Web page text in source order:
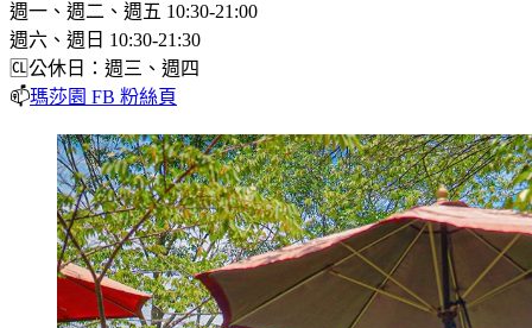
週一、週二、週五 10:30-21:00
週六、週日 10:30-21:30
🆑公休日：週三、週四
📫瑪莎園 FB 粉絲頁